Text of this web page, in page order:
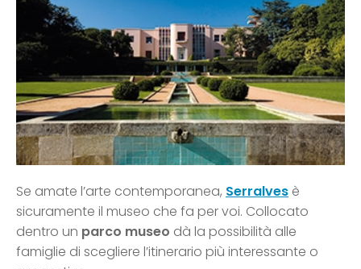
Se amate l’arte contemporanea, Serralves è
sicuramente il museo che fa per voi. Collocato
dentro un parco museo dà la possibilità alle
famiglie di scegliere l’itinerario più interessante o